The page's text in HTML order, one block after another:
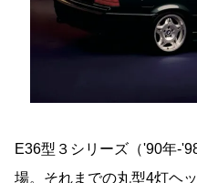
E36型３シリーズ（'90年-
場。それまでの丸型4灯ヘ